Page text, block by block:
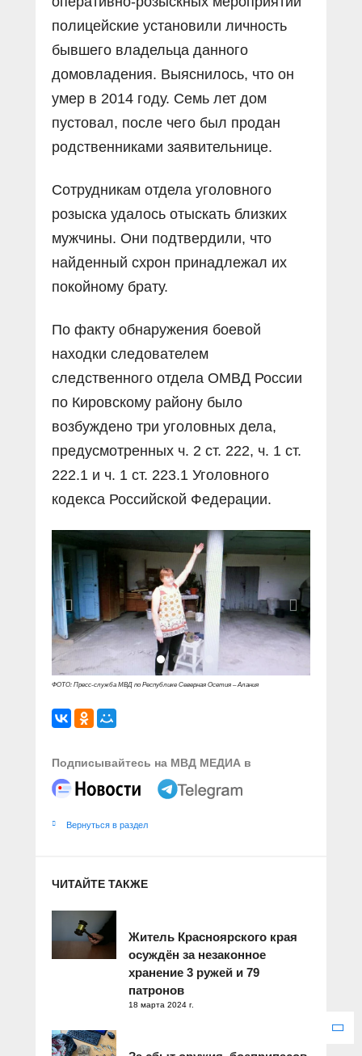
полицейские установили личность
бывшего владельца данного
домовладения. Выяснилось, что он
умер в 2014 году. Семь лет дом
пустовал, после чего был продан
родственниками заявительнице.
Сотрудникам отдела уголовного
розыска удалось отыскать близких
мужчины. Они подтвердили, что
найденный схрон принадлежал их
покойному брату.
По факту обнаружения боевой
находки следователем
следственного отдела ОМВД России
по Кировскому району было
возбуждено три уголовных дела,
предусмотренных ч. 2 ст. 222, ч. 1 ст.
222.1 и ч. 1 ст. 223.1 Уголовного
кодекса Российской Федерации.
ФОТО: Пресс-служба МВД по Республике Северная Осетия – Алания
Подписывайтесь на МВД МЕДИА в
Вернуться в раздел
ЧИТАЙТЕ ТАКЖЕ
Житель Красноярского края
осуждён за незаконное
хранение 3 ружей и 79
патронов
18 марта 2024 г.